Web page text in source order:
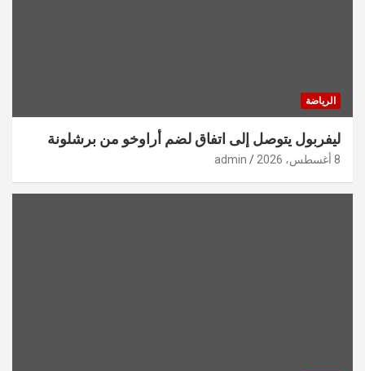
الرياضة
ليفربول يتوصل إلى اتفاق لضم أراوخو من برشلونة
8 أغسطس، 2026 admin